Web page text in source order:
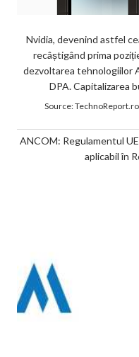
Nvidia, devenind astfel
recâștigând prima
dezvoltarea tehnologiilor
DPA. Capitalizarea
Source:TechnoReport.ro
ANCOM: Regulamentul
aplicabil în